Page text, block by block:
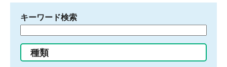
キーワード検索
る
種類